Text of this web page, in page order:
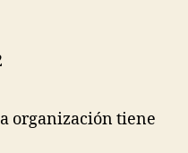
organización tiene